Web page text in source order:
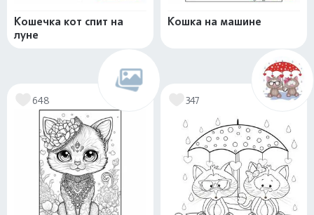
Кошечка кот спит на
луне
Кошка на машине
648 347